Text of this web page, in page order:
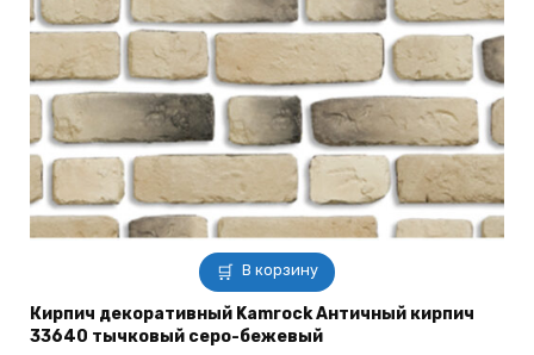
В корзину
Кирпич декоративный Kamrock Античный кирпич
33640 тычковый серо-бежевый